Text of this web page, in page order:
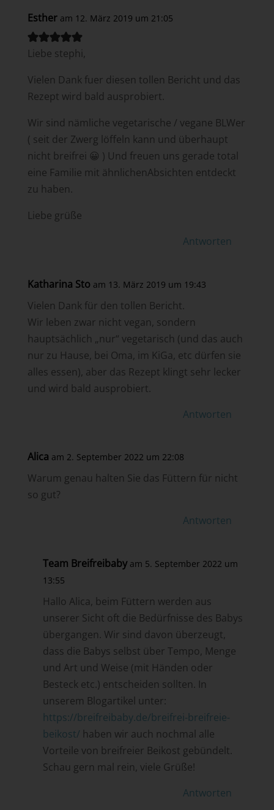
Esther am 12. März 2019 um 21:05
Liebe stephi,
Vielen Dank fuer diesen tollen Bericht und das
Rezept wird bald ausprobiert.
Wir sind nämliche vegetarische / vegane BLWer
( seit der Zwerg löffeln kann und überhaupt
nicht breifrei 😀 ) Und freuen uns gerade total
eine Familie mit ähnlichenAbsichten entdeckt
zu haben.
Liebe grüße
Antworten
Katharina Sto am 13. März 2019 um 19:43
Vielen Dank für den tollen Bericht.
Wir leben zwar nicht vegan, sondern
hauptsächlich „nur“ vegetarisch (und das auch
nur zu Hause, bei Oma, im KiGa, etc dürfen sie
alles essen), aber das Rezept klingt sehr lecker
und wird bald ausprobiert.
Antworten
Alica am 2. September 2022 um 22:08
Warum genau halten Sie das Füttern für nicht
so gut?
Antworten
Team Breifreibaby am 5. September 2022 um
13:55
Hallo Alica, beim Füttern werden aus
unserer Sicht oft die Bedürfnisse des Babys
übergangen. Wir sind davon überzeugt,
dass die Babys selbst über Tempo, Menge
und Art und Weise (mit Händen oder
Besteck etc.) entscheiden sollten. In
unserem Blogartikel unter:
https://breifreibaby.de/breifrei-breifreie-
beikost/ haben wir auch nochmal alle
Vorteile von breifreier Beikost gebündelt.
Schau gern mal rein, viele Grüße!
Antworten